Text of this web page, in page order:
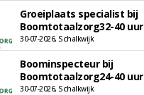
Groeiplaats specialist bij
Boomtotaalzorg32-40 uur
30-07-2026, Schalkwijk
Boominspecteur bij
Boomtotaalzorg24-40 uur
30-07-2026, Schalkwijk